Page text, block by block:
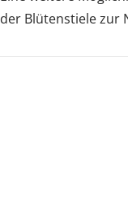
der Blütenstiele zur